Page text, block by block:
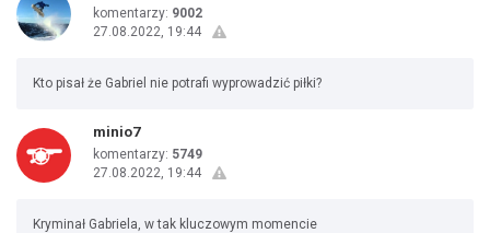
komentarzy: 9002
27.08.2022, 19:44
Kto pisał że Gabriel nie potrafi wyprowadzić piłki?
minio7
komentarzy: 5749
27.08.2022, 19:44
Kryminał Gabriela, w tak kluczowym momencie